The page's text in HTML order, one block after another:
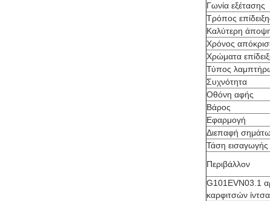
Γωνία εξέτασης
Τρόπος
Καλύτερη
Χρόνος
Χρώματα
Τύπος
Συχνότητα
Οθόνη αφής
Βάρος
Εφαρμογή
Διεπαφή
Τάση εισαγωγής
Περιβάλλον
G101EVN03.1
καρφιτσών